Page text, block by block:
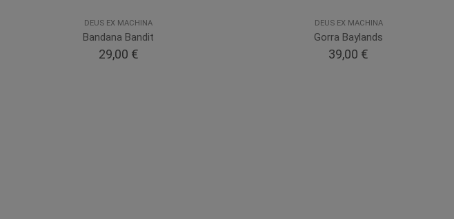
DEUS EX MACHINA
Bandana Bandit
29,00 €
DEUS EX MACHINA
Gorra Baylands
39,00 €